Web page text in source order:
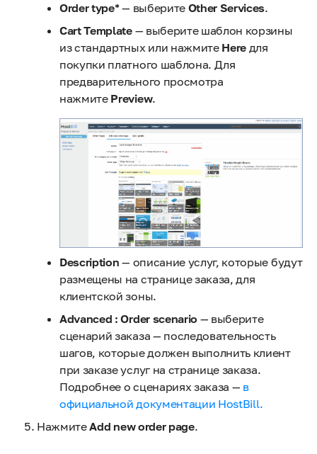
Order type*— выберите Other Services.
Cart Template— выберите шаблон корзины
из стандартных или нажмите Here для
покупки платного шаблона. Для
предварительного просмотра
нажмите Preview.
Description— описание услуг, которые будут
размещены на странице заказа, для
клиентской зоны.
Advanced : Order scenario — выберите
сценарий заказа — последовательность
шагов, которые должен выполнить клиент
при заказе услуг на странице заказа.
Подробнее о сценариях заказа — в
официальной документации HostBill.
НажмитеAdd new order page.